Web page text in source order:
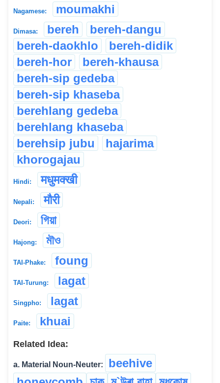
Nagamese: moumakhi
Dimasa: bereh
bereh-dangu
bereh-daokhlo
bereh-didik
bereh-hor
bereh-khausa
bereh-sip gedeba
bereh-sip khaseba
berehlang gedeba
berehlang khaseba
berehsip jubu
hajarima
khorogajau
Hindi: मधुमक्खी
Nepali: मौरी
Deori: গিয়া
Hajong: মৗও
TAI-Phake: foung
TAI-Turung: lagat
Singpho: lagat
Paite: khuai
Related Idea:
a. Material Noun-Neuter:
beehive